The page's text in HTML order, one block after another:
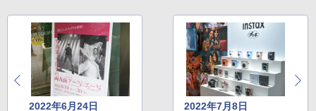
2022年6月24日 2022年7月8日